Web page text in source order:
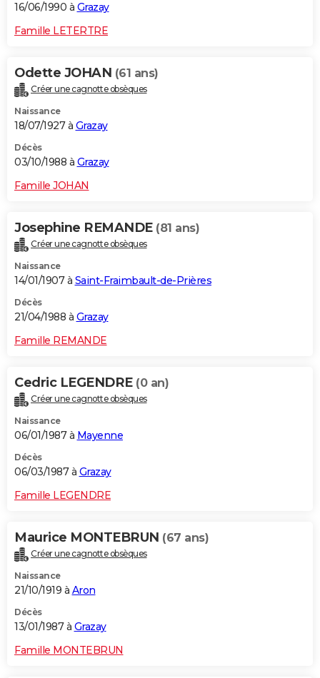
16/06/1990 à Grazay
Famille LETERTRE
Odette JOHAN (61 ans)
Créer une cagnotte obsèques
Naissance
18/07/1927 à Grazay
Décès
03/10/1988 à Grazay
Famille JOHAN
Josephine REMANDE (81 ans)
Créer une cagnotte obsèques
Naissance
14/01/1907 à Saint-Fraimbault-de-Prières
Décès
21/04/1988 à Grazay
Famille REMANDE
Cedric LEGENDRE (0 an)
Créer une cagnotte obsèques
Naissance
06/01/1987 à Mayenne
Décès
06/03/1987 à Grazay
Famille LEGENDRE
Maurice MONTEBRUN (67 ans)
Créer une cagnotte obsèques
Naissance
21/10/1919 à Aron
Décès
13/01/1987 à Grazay
Famille MONTEBRUN